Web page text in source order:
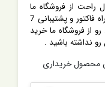
راحت از فروشگاه ما
خرید کرده همراه با گواهی اصالت به همراه فاکتور و پشتیبانی 7
از فروشگاه ما خرید
نداشته باشید .
محصول خریداری